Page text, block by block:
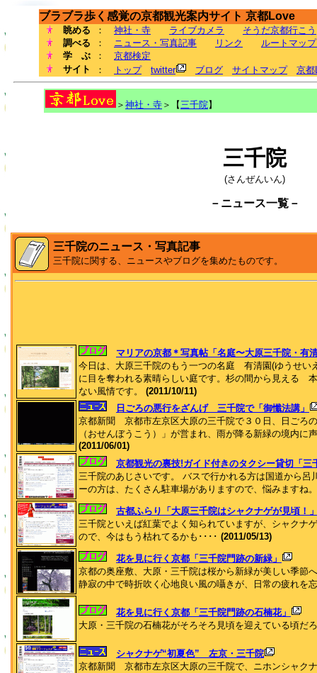
ブラブラ歩く感覚の京都観光案内サイト 京都Love
眺める ： 神社・寺 ライブカメラ
そうだ京都行こう
調べる
： ニュース・写真記事 リンク
ルートマッ
学 ぶ
： 京都検定
サイト
： トップ twitter ブログ サイトマップ 京都
＞ 神社・寺 ＞【三千院】
三千院
(さんぜんいん)
－ニュース一覧－
三千院のニュース・写真記事
三千院に関する、ニュースやブログを集めたものです。
マリアの京都＊写真帖「名庭〜大原三千院・有
今日は、大原三千院のもう一つの名庭 有清園(ゆうせい
に目を奪われる素晴らしい庭です。杉の間から見える
ない風情です。 (2011/10/11)
日ごろの悪行をざんげ 三千院で「御懺法講」
京都新聞 京都市左京区大原の三千院で３０日、日ごろ
（おせんぼうこう）」が営まれ、雨が降る新緑の境内に
(2011/06/01)
京都観光の裏技!ガイド付きのタクシー貸切「三
三千院のあじさいです。 バスで行かれる方は国道から
ーの方は、たくさん駐車場がありますので、悩みますね
古都ふらり「大原三千院はシャクナゲが見頃！
三千院といえば紅葉でよく知られていますが、シャクナ
ので、今はもう枯れてるかも････ (2011/05/13)
花を見に行く京都「三千院門跡の新緑」
京都の奥座敷、大原・三千院は桜から新緑が美しい季節
静寂の中で時折吹く心地良い風の囁きが、日常の疲れを
花を見に行く京都「三千院門跡の石楠花」
大原・三千院の石楠花がそろそろ見頃を迎えている頃だ
シャクナゲ“初夏色” 左京・三千院
京都新聞 京都市左京区大原の三千院で、ニホンシャク